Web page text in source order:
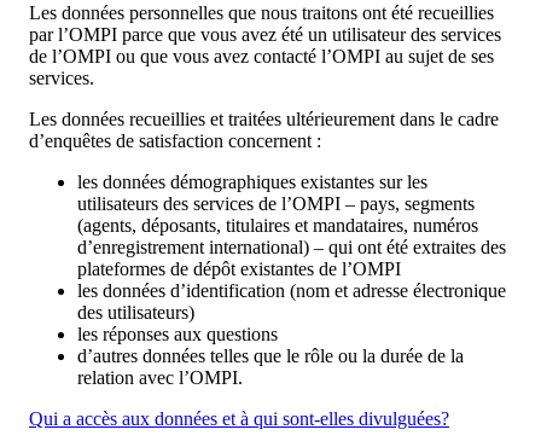
Les données personnelles que nous traitons ont été recueillies
par l’OMPI parce que vous avez été un utilisateur des services
de l’OMPI ou que vous avez contacté l’OMPI au sujet de ses
services.
Les données recueillies et traitées ultérieurement dans le cadre
d’enquêtes de satisfaction concernent :
les données démographiques existantes sur les
utilisateurs des services de l’OMPI – pays, segments
(agents, déposants, titulaires et mandataires, numéros
d’enregistrement international) – qui ont été extraites des
plateformes de dépôt existantes de l’OMPI
les données d’identification (nom et adresse électronique
des utilisateurs)
les réponses aux questions
d’autres données telles que le rôle ou la durée de la
relation avec l’OMPI.
Qui a accès aux données et à qui sont-elles divulguées?